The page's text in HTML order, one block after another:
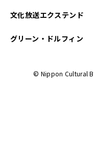
2024年12
2024年11
文化放送エクステンド
グリーン・ドルフィン
© Nippon Cultural